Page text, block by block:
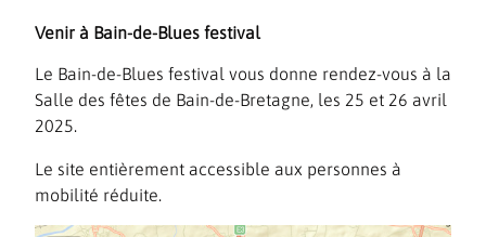
Venir à Bain-de-Blues festival
Le Bain-de-Blues festival vous donne rendez-vous à la
Salle des fêtes de Bain-de-Bretagne, les 25 et 26 avril
2025.
Le site entièrement accessible aux personnes à
mobilité réduite.